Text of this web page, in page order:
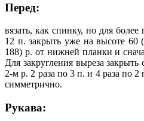
Перед:
вязать, как спинку, но для
12 п. закрыть уже на высоте 60
188) р. от нижней планки и
Для закругления выреза
2-м р. 2 раза по 3 п. и 4 раза по
симметрично.
Рукава: